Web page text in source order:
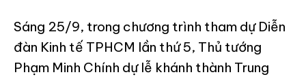
Sáng 25/9, trong chương trình tham dự Diễn
đàn Kinh tế TPHCM lần thứ 5, Thủ tướng
Phạm Minh Chính dự lễ khánh thành Trung